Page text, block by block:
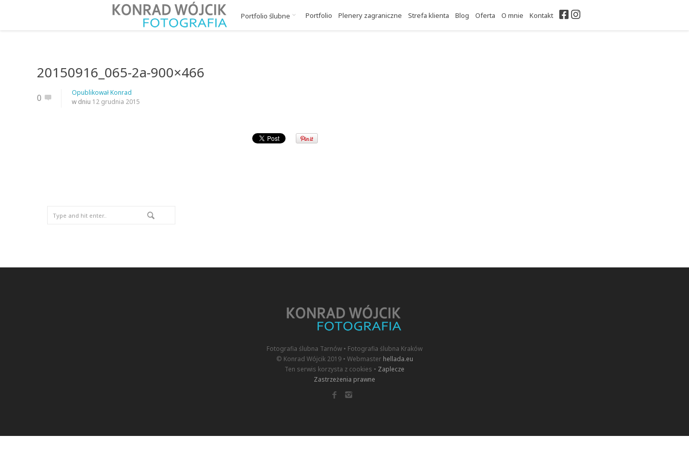
Portfolio ślubne Portfolio Plenery zagraniczne Strefa klienta Blog Oferta O mnie Kontakt Facebook
Instagram
20150916_065-2a-900×466
0 OpublikowałKonrad
w dniu 12 grudnia 2015
Fotografia ślubna Tarnów • Fotografia ślubna Kraków
© Konrad Wójcik 2019 • Webmaster hellada.eu
Ten serwis korzysta z cookies • Zaplecze
Zastrzeżenia prawne